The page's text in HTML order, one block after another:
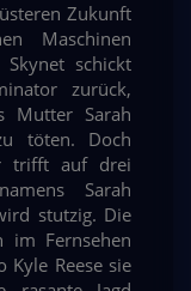
Zukunft
Maschinen
schickt
zurück,
Mutter Sarah
töten. Doch
trifft auf drei
Sarah
stutzig. Die
im Fernsehen
Reese sie